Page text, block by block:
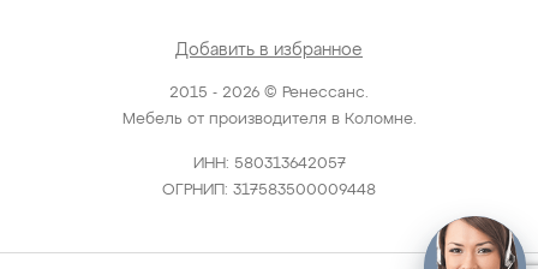
2015 - 2026 © Ренессанс.
Мебель от производителя в Коломне.
ИНН: 580313642057
ОГРНИП: 317583500009448
Добавить в избранное